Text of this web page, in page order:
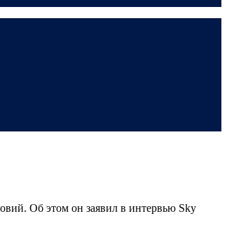
Об этом он заявил в интервью Sky